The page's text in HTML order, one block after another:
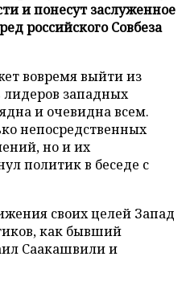
и понесут заслуженное
российского Совбеза
вовремя выйти из
лидеров западных
и очевидна всем.
непосредственных
но и их
политик в беседе с
своих целей Запад
как бывший
Саакашвили и